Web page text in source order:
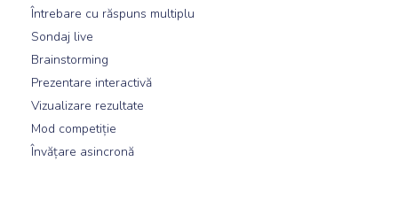
Întrebare cu răspuns multiplu
Sondaj live
Brainstorming
Prezentare interactivă
Vizualizare rezultate
Mod competiție
Învățare asincronă